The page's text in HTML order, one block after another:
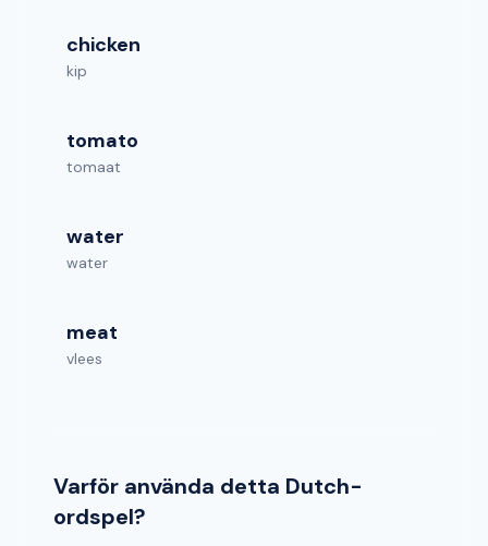
chicken
kip
tomato
tomaat
water
water
meat
vlees
Varför använda detta Dutch-
ordspel?